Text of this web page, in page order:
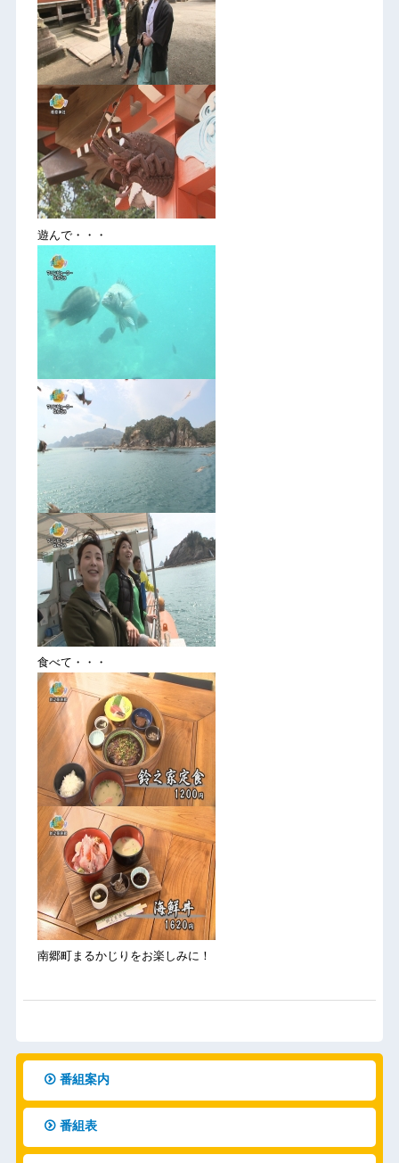
遊んで・・・
食べて・・・
南郷町まるかじりをお楽しみに！
番組案内
番組表